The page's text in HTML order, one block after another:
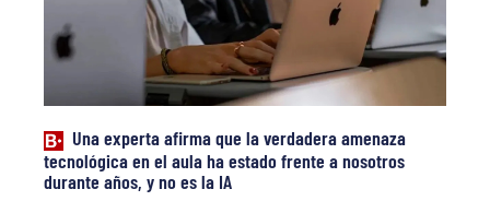
Una experta afirma que la verdadera amenaza
tecnológica en el aula ha estado frente a nosotros
durante años, y no es la IA